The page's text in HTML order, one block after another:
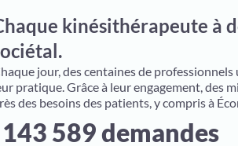
kinésithérapeute à
jour, des centaines de
pratique. Grâce à leur engagement, des
des besoins des patients, y compris à
143 589 demandes